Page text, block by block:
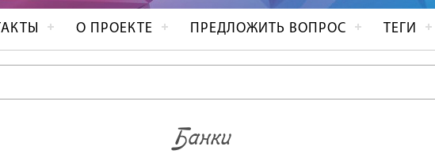
О ПРОЕКТЕ ПРЕДЛОЖИТЬ ВОПРОС ТЕГИ
Банки